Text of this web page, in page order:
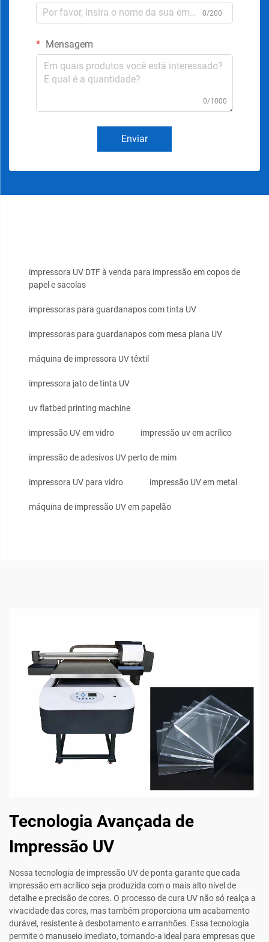
0/200
Mensagem
0/1000
Enviar
impressora UV DTF à venda para impressão em copos de
papel e sacolas
impressoras para guardanapos com tinta UV
impressoras para guardanapos com mesa plana UV
máquina de impressora UV têxtil
impressora jato de tinta UV
uv flatbed printing machine
impressão UV em vidro impressão uv em acrílico
impressão de adesivos UV perto de mim
impressora UV para vidro impressão UV em metal
máquina de impressão UV em papelão
Tecnologia Avançada de
Impressão UV
Nossa tecnologia de impressão UV de ponta garante que cada
impressão em acrílico seja produzida com o mais alto nível de
detalhe e precisão de cores. O processo de cura UV não só realça a
vivacidade das cores, mas também proporciona um acabamento
durável, resistente à desbotamento e arranhões. Essa tecnologia
permite o manuseio imediato, tornando-a ideal para empresas que